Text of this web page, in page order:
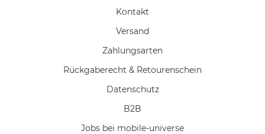
Kontakt
Versand
Zahlungsarten
Rückgaberecht & Retourenschein
Datenschutz
B2B
Jobs bei mobile-universe